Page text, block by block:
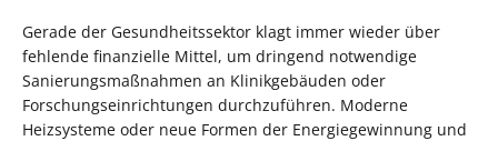
Gerade der Gesundheitssektor klagt immer wieder über
fehlende finanzielle Mittel, um dringend notwendige
Sanierungsmaßnahmen an Klinikgebäuden oder
Forschungseinrichtungen durchzuführen. Moderne
Heizsysteme oder neue Formen der Energiegewinnung und